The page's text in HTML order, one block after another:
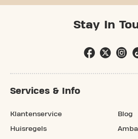
Stay In
Services & Info
Klantenservice
Huisregels
Blog